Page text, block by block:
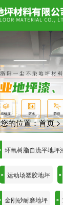
您的位置：首页>
环氧树脂自流平地坪
运动场塑胶地坪
金刚砂耐磨地坪